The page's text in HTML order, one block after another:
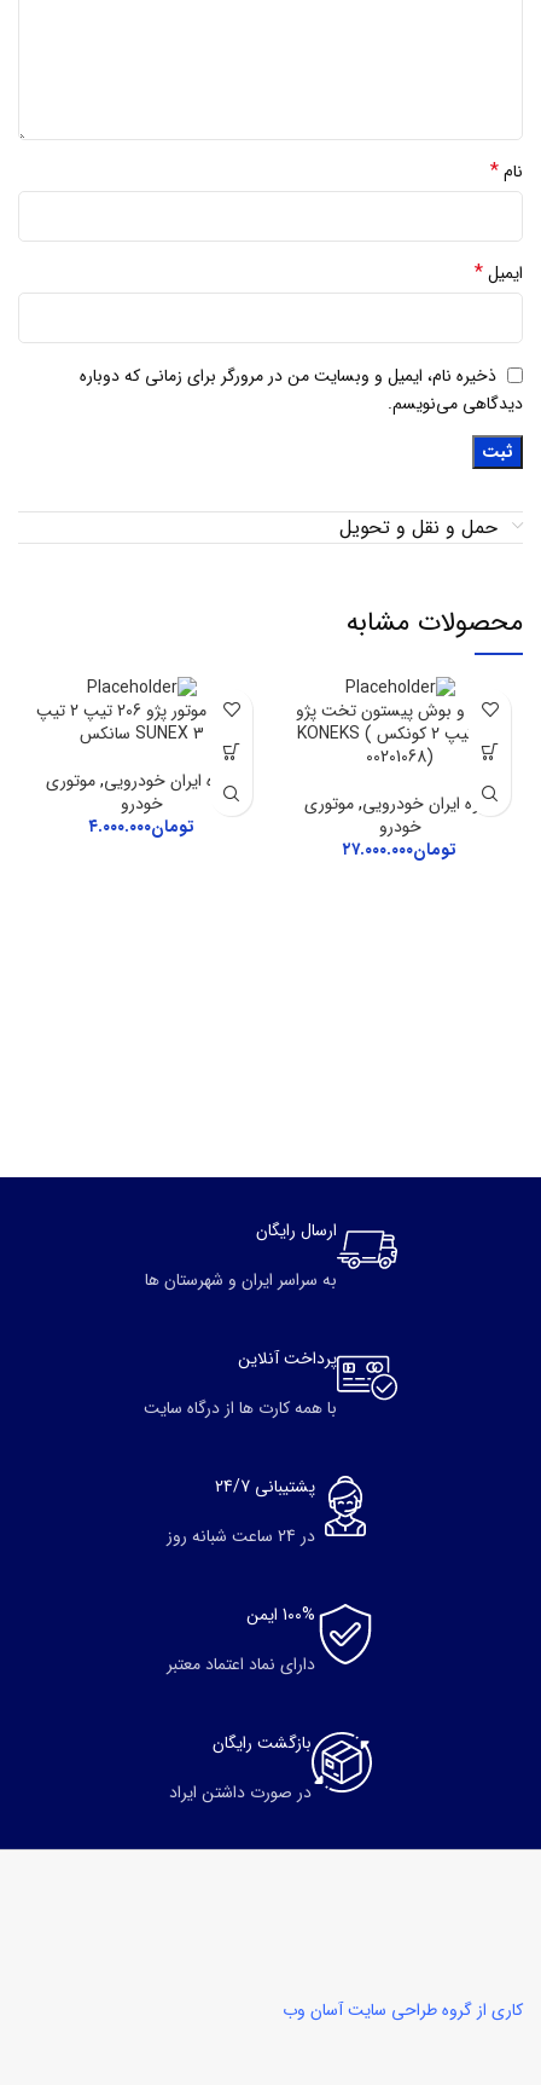
نام*
ایمیل*
ذخیره نام، ایمیل و وبسایت من در مرورگر برای زمانی که دوباره
دیدگاهی می‌نویسم.
حمل و نقل و تحویل
محصولات مشابه
رینگ و بوش پیستون تخت پژو
206 تیپ 2 کونکس KONEKS (
00201068)
گروه ایران خودرویی,موتوری
خودرو
تومان۲۷.۰۰۰.۰۰۰
رینگ موتور پژو 206 تیپ 2 تیپ
3 SUNEX سانکس
گروه ایران خودرویی,موتوری
خودرو
تومان۴.۰۰۰.۰۰۰
ارسال رایگان
به سراسر ایران و شهرستان ها
پرداخت آنلاین
با همه کارت ها از درگاه سایت
پشتیبانی 24/7
در 24 ساعت شبانه روز
100% ایمن
دارای نماد اعتماد معتبر
بازگشت رایگان
در صورت داشتن ایراد
کاری از گروه طراحی سایت آسان وب